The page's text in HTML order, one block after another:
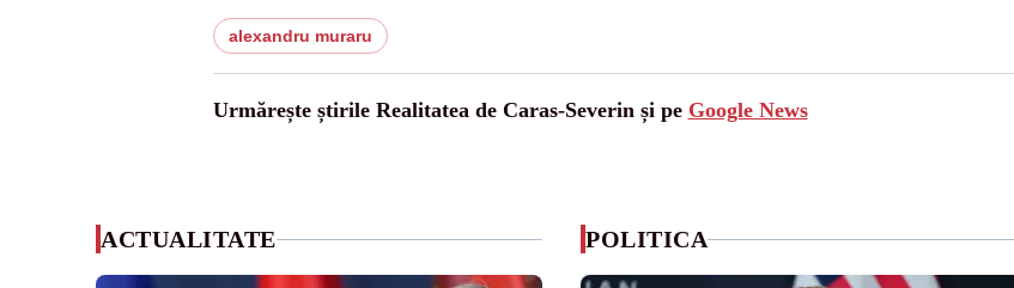
alexandru muraru
Urmărește știrile Realitatea de Caras-Severin și pe Google News
ACTUALITATE POLITICA